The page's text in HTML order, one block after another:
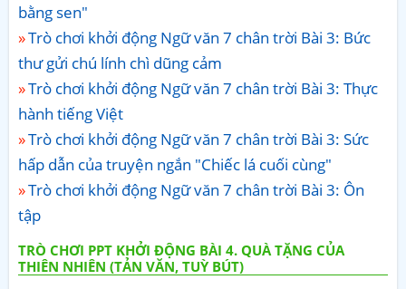
bằng sen"
Trò chơi khởi động Ngữ văn 7 chân trời Bài 3: Bức
thư gửi chú lính chì dũng cảm
Trò chơi khởi động Ngữ văn 7 chân trời Bài 3: Thực
hành tiếng Việt
Trò chơi khởi động Ngữ văn 7 chân trời Bài 3: Sức
hấp dẫn của truyện ngắn "Chiếc lá cuối cùng"
Trò chơi khởi động Ngữ văn 7 chân trời Bài 3: Ôn
tập
TRÒ CHƠI PPT KHỞI ĐỘNG BÀI 4. QUÀ TẶNG CỦA
THIÊN NHIÊN (TẢN VĂN, TUỲ BÚT)